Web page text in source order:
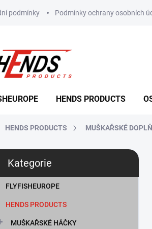
podmínky Podmínky ochrany osobních
HENDS PRODUCTS
HENDS PRODUCTS MUŠKAŘSKÉ
Kategorie
FLYFISHEUROPE
HENDS PRODUCTS
MUŠKAŘSKÉ HÁČKY